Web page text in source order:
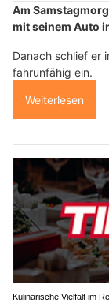
Am
mit seinem Auto
Danach schlief er
fahrunfähig ein.
Weiterlesen
Kulinarische Vielfalt im